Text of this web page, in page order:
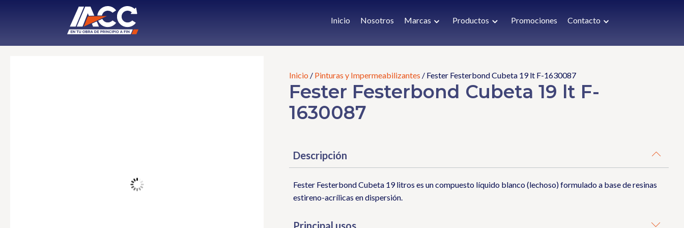
Inicio Nosotros Marcas Productos Promociones Contacto
Inicio / Pinturas y Impermeabilizantes / Fester Festerbond Cubeta 19 lt F-1630087
Fester Festerbond Cubeta 19 lt F-
1630087
Descripción
Fester Festerbond Cubeta 19 litros es un compuesto líquido blanco (lechoso) formulado a base de resinas
estireno-acrílicas en dispersión.
Principal usos